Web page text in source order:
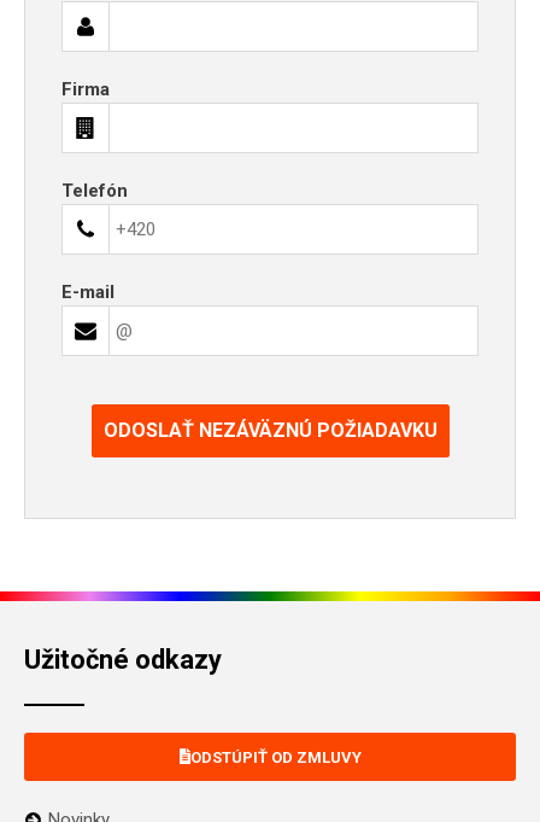
Firma
Telefón
E-mail
ODOSLAŤ NEZÁVÄZNÚ POŽIADAVKU
Užitočné odkazy
ODSTÚPIŤ OD ZMLUVY